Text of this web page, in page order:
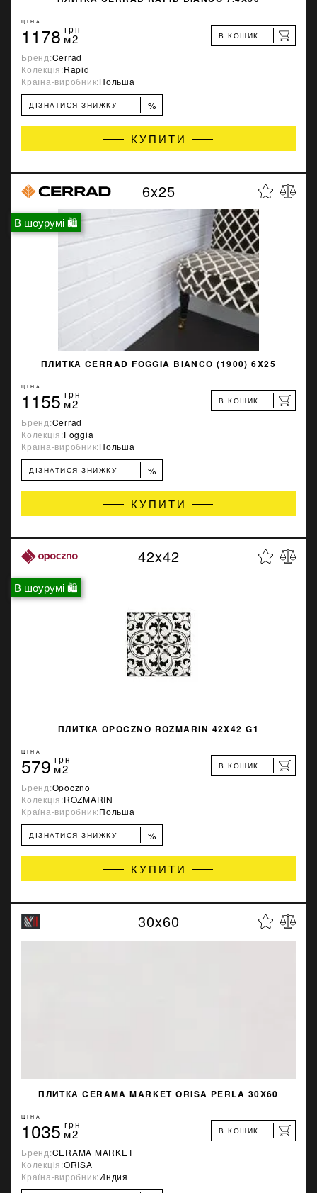
ЦІНА
1178 грн
м2 В КОШИК
Бренд:Cerrad
Колекція:Rapid
Країна-виробник:Польша
ДІЗНАТИСЯ ЗНИЖКУ %
КУПИТИ
В шоурумі 🛍
6x25
ПЛИТКА CERRAD FOGGIA BIANCO (1900) 6X25
ЦІНА
1155 грн
м2 В КОШИК
Бренд:Cerrad
Колекція:Foggia
Країна-виробник:Польша
ДІЗНАТИСЯ ЗНИЖКУ %
КУПИТИ
В шоурумі 🛍
42x42
ПЛИТКА OPOCZNO ROZMARIN 42X42 G1
ЦІНА
579 грн
м2 В КОШИК
Бренд:Opoczno
Колекція:ROZMARIN
Країна-виробник:Польша
ДІЗНАТИСЯ ЗНИЖКУ %
КУПИТИ
30x60
ПЛИТКА CERAMA MARKET ORISA PERLA 30Х60
ЦІНА
1035 грн
м2 В КОШИК
Бренд:CERAMA MARKET
Колекція:ORISA
Країна-виробник:Индия